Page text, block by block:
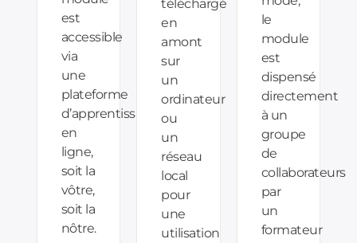
est
accessible
via
une
plateforme
d’apprentissage
en
ligne,
soit la
vôtre,
soit la
nôtre.
téléchargé
en
amont
sur
un
ordinateur
ou
un
réseau
local
pour
une
utilisation
le
module
est
dispensé
directement
à un
groupe
de
collaborateurs
par
un
formateur